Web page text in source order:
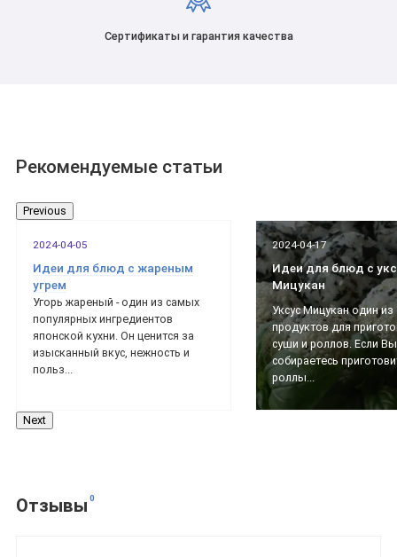
Сертификаты и гарантия качества
Рекомендуемые статьи
Previous
2024-04-05
Идеи для блюд с жареным
угрем
Угорь жареный - один из самых
популярных ингредиентов
японской кухни. Он ценится за
изысканный вкус, нежность и
польз...
2024-04-17
Идеи для блюд с
Мицукан
Уксус Мицукан один
продуктов для
суши и роллов. Если Вы
собираетесь
роллы...
Next
Отзывы 0